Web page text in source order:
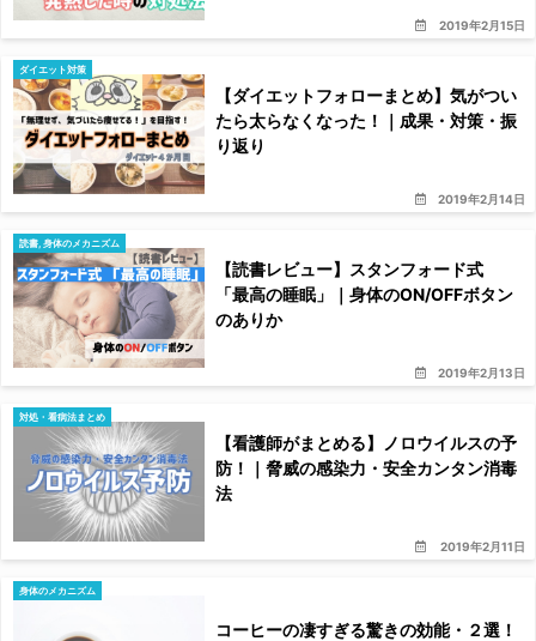
2019年2月15日
2019年2月14日
ダイエット対策
【ダイエットフォローまとめ】気がつい
たら太らなくなった！｜成果・対策・振
り返り
2019年2月13日
読書 身体のメカニズム
【読書レビュー】スタンフォード式
「最高の睡眠」｜身体のON/OFFボタン
のありか
2019年2月11日
対処・看病法まとめ
【看護師がまとめる】ノロウイルスの予
防！｜脅威の感染力・安全カンタン消毒
法
身体のメカニズム
コーヒーの凄すぎる驚きの効能・２選！